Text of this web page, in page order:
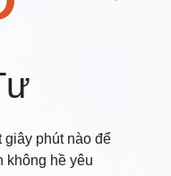
phút nào để
không hề yêu